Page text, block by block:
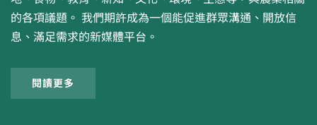
的各項議題。 我們期許成為一個能促進群眾溝通、開放信
息、滿足需求的新媒體平台。
閱讀更多